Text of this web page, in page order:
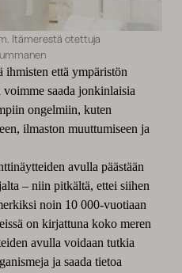
Itämerestä otettuja
että ympäristön
saada jonkinlaisia
ongelmiin, kuten
ilmaston muuttumiseen ja
avulla päästään
– niin pitkältä, ettei siihen
noin 10 000-vuotiaan
on kirjattuna koko meren
avulla voidaan tutkia
ja saada tietoa